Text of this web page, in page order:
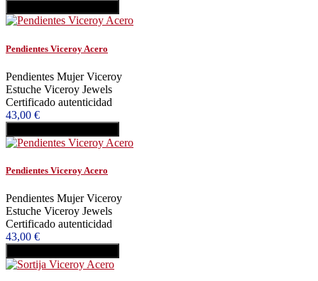
Pendientes Viceroy Acero
Pendientes Mujer Viceroy
Estuche Viceroy Jewels
Certificado autenticidad
43,00 €
Pendientes Viceroy Acero
Pendientes Mujer Viceroy
Estuche Viceroy Jewels
Certificado autenticidad
43,00 €